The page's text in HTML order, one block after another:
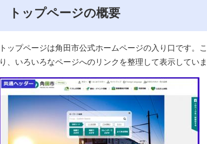
トップページの概要
トップページは角田市公式ホームページの入り口です。
り、いろいろなページへのリンクを整理して表示していま